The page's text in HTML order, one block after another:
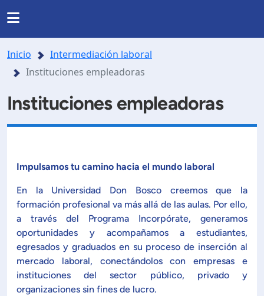
INSTITUCIONAL
Nuestra historia
Mundo salesiano
Modelo Educativo
Institucional
Y PROGRAMAS
Listado de carreras
y Centros Especializados.
estudiantiles
INVESTIGACIÓN
Presentación
Organización
de investigación
Publicaciones
Noticias
Inicio
Intermediación laboral
Instituciones empleadoras
Instituciones empleadoras
Impulsamos tu camino hacia el mundo laboral
En la Universidad Don Bosco creemos que la
formación profesional va más allá de las aulas. Por ello,
a través del Programa Incorpórate, generamos
oportunidades y acompañamos a estudiantes,
egresados ​​y graduados en su proceso de inserción al
mercado laboral, conectándolos con empresas e
instituciones del sector público, privado y
organizaciones sin fines de lucro.